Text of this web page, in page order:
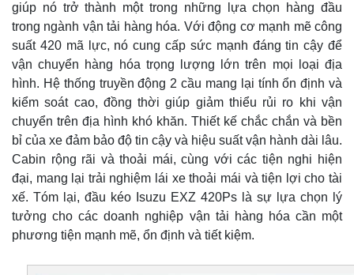
giúp nó trở thành một trong những lựa chọn hàng đầu
trong ngành vận tải hàng hóa. Với động cơ mạnh mẽ công
suất 420 mã lực, nó cung cấp sức mạnh đáng tin cậy để
vận chuyển hàng hóa trọng lượng lớn trên mọi loại địa
hình. Hệ thống truyền động 2 cầu mang lại tính ổn định và
kiểm soát cao, đồng thời giúp giảm thiểu rủi ro khi vận
chuyển trên địa hình khó khăn. Thiết kế chắc chắn và bền
bỉ của xe đảm bảo độ tin cậy và hiệu suất vận hành dài lâu.
Cabin rộng rãi và thoải mái, cùng với các tiện nghi hiện
đại, mang lại trải nghiệm lái xe thoải mái và tiện lợi cho tài
xế. Tóm lại, đầu kéo Isuzu EXZ 420Ps là sự lựa chọn lý
tưởng cho các doanh nghiệp vận tải hàng hóa cần một
phương tiện mạnh mẽ, ổn định và tiết kiệm.